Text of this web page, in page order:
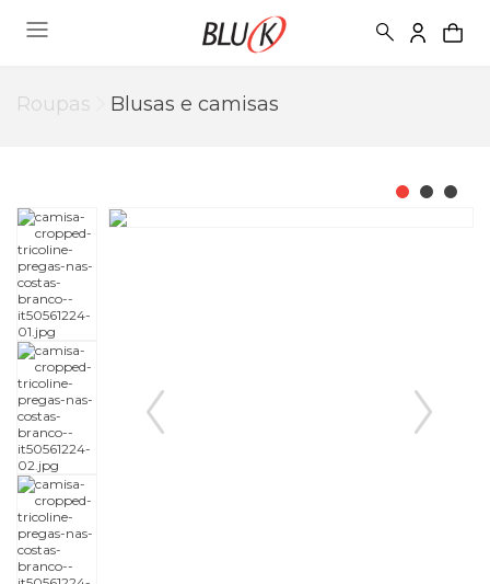
Roupas Blusas e camisas